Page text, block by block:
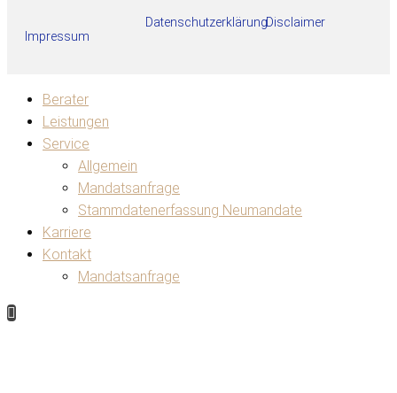
Impressum
DatenschutzerklärungDisclaimer
Berater
Leistungen
Service
Allgemein
Mandatsanfrage
Stammdatenerfassung Neumandate
Karriere
Kontakt
Mandatsanfrage